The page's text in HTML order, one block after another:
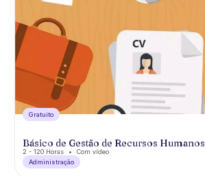
Gratuíto
Básico de Gestão de Recursos Humanos
2 - 120 Horas
Com vídeo
Administração